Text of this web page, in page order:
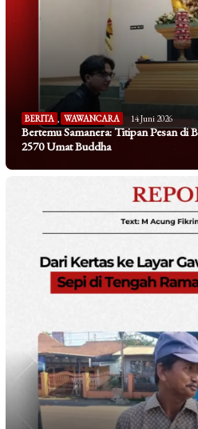
BERITA , WAWANCARA 14 Juni 2026
Bertemu Samanera: Titipan Pesan di
2570 Umat Buddha